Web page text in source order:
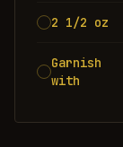
2 1/2 oz
Garnish
with